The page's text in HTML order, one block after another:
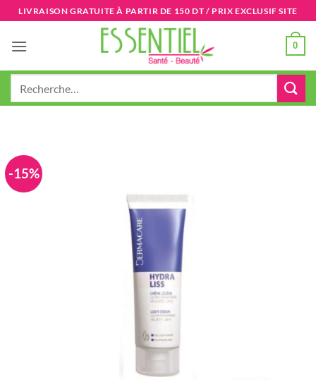
Passer
au
contenu
LIVRAISON GRATUITE À PARTIR DE 150 DT / PRIX EXCLUSIF SITE
0
-15%